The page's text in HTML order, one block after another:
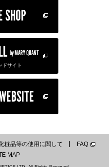
SHOP
by MARY QUANT
ドサイト
粧品等の使用に関して
FAQ
MAP